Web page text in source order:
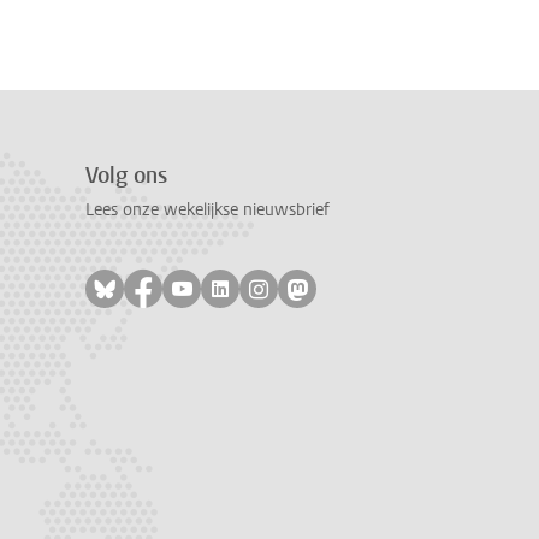
Volg ons
Lees onze wekelijkse nieuwsbrief
Volg ons op bluesky
Volg ons op facebook
Volg ons op youtube
Volg ons op linkedin
Volg ons op instagram
Volg ons op mastodon